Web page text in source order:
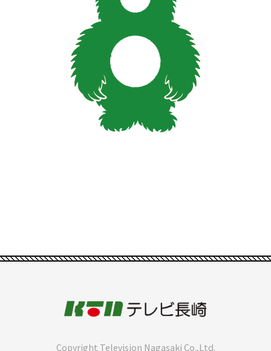
Copyright Television Nagasaki Co.,Ltd.